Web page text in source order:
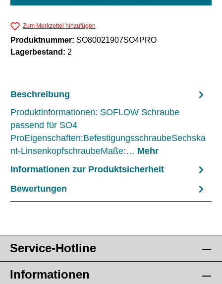
Zum Merkzettel hinzufügen
Produktnummer: SO80021907SO4PRO
Lagerbestand: 2
Beschreibung
Produktinformationen: SOFLOW Schraube
passend für SO4
ProEigenschaften:BefestigungsschraubeSechska
nt-LinsenkopfschraubeMaße:… Mehr
Informationen zur Produktsicherheit
Bewertungen
Service-Hotline
Informationen